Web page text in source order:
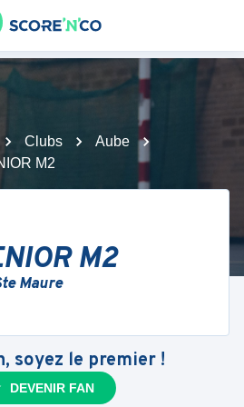
Clubs
Aube
M2
M2
Maure
soyez le premier !
DEVENIR FAN